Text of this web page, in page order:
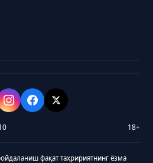
18+
фақат таҳририятнинг ёзма